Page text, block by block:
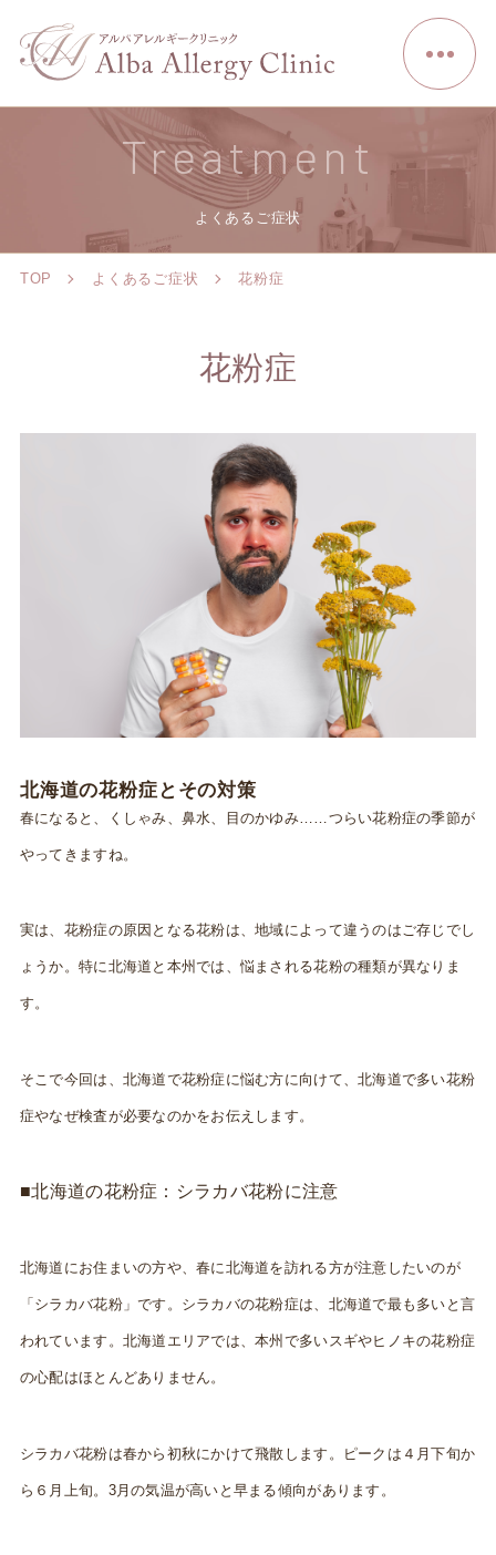
Treatment
よくあるご症状
TOP よくあるご症状 花粉症
花粉症
北海道の花粉症とその対策
春になると、くしゃみ、鼻水、目のかゆみ……つらい花粉症の季節が
やってきますね。
実は、花粉症の原因となる花粉は、地域によって違うのはご存じでし
ょうか。特に北海道と本州では、悩まされる花粉の種類が異なりま
す。
そこで今回は、北海道で花粉症に悩む方に向けて、北海道で多い花粉
症やなぜ検査が必要なのかをお伝えします。
■北海道の花粉症：シラカバ花粉に注意
北海道にお住まいの方や、春に北海道を訪れる方が注意したいのが
「シラカバ花粉」です。シラカバの花粉症は、北海道で最も多いと言
われています。北海道エリアでは、本州で多いスギやヒノキの花粉症
の心配はほとんどありません。
シラカバ花粉は春から初秋にかけて飛散します。ピークは４月下旬か
ら６月上旬。3月の気温が高いと早まる傾向があります。